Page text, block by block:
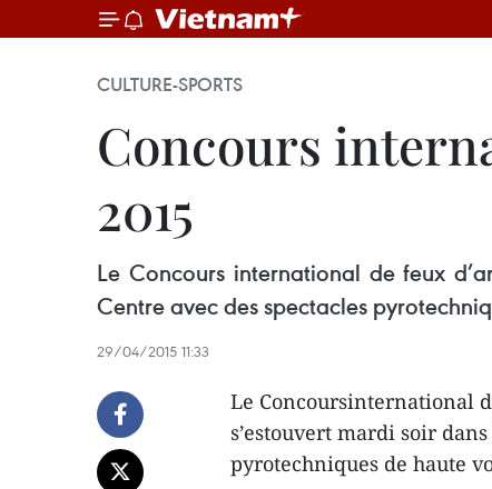
CULTURE-SPORTS
Concours
2015
Le Concours international de feux
Centre avec des spectacles
29/04/2015 11:33
Le Concoursinternational
s’estouvert mardi soir
pyrotechniques de haute